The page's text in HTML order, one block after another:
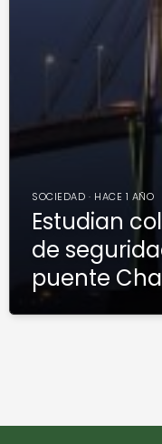
SOCIEDAD · HACE 1 AÑO
Estudian
de
puente